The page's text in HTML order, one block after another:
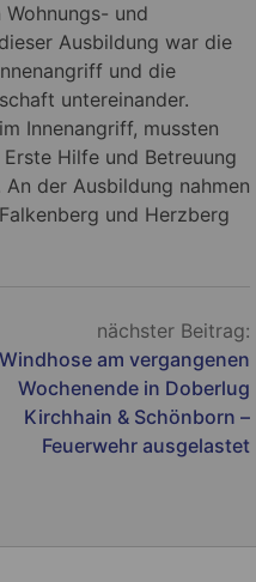
und
Ausbildung war die
und die
untereinander.
Innenangriff, mussten
Hilfe und Betreuung
der Ausbildung nahmen
und Herzberg
nächster Beitrag:
Windhose am vergangenen
Wochenende in Doberlug
Kirchhain & Schönborn –
Feuerwehr ausgelastet